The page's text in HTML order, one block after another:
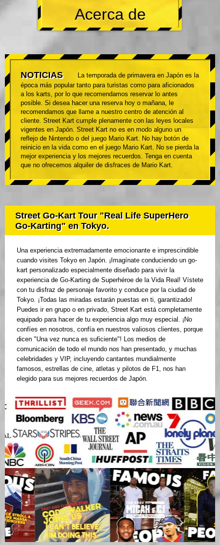
Acerca de
NOTICIAS
La temporada de primavera en Japón es la
época más popular tanto para turistas como para aficionados
a los karts, por lo que recomendamos reservar lo antes
posible. Si desea hacer una reserva hoy o mañana, le
recomendamos que llame a nuestro centro de atención al
cliente. Street Kart cumple plenamente con las leyes locales
vigentes en Japón. Street Kart no es en modo alguno un
reflejo de Nintendo o del juego Mario Kart. No hay botón de
reinicio en la vida como en el juego Mario Kart. No se pierda la
mejor experiencia y los mejores recuerdos. Tenga en cuenta
que no ofrecemos alquiler de disfraces de Mario Kart.
Street Go-Kart Tour "Real Life SuperHero
Go-Karting" en Tokyo.
Una experiencia extremadamente emocionante e imprescindible
cuando visites Tokyo en Japón. ¡Imagínate conduciendo un go-
kart personalizado especialmente diseñado para vivir la
experiencia de Go-Karting de Superhéroe de la Vida Real! Vístete
con tu disfraz de personaje favorito y conduce por la ciudad de
Tokyo. ¡Todas las miradas estarán puestas en ti, garantizado!
Puedes ir en grupo o en privado, Street Kart está completamente
equipado para hacer de tu experiencia algo muy especial. ¡No
confíes en nosotros, confía en nuestros valiosos clientes, porque
dicen "Una vez nunca es suficiente"! Los medios de
comunicación de todo el mundo nos han presentado, y muchas
celebridades y VIP, incluyendo cantantes mundialmente
famosos, estrellas de cine, atletas y pilotos de F1, nos han
elegido para sus mejores recuerdos de Japón.